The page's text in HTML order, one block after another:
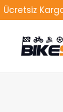
Kargo!